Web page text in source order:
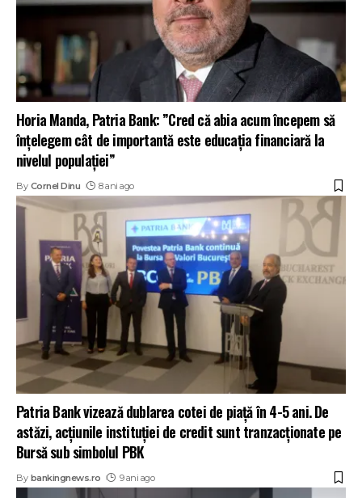
Horia Manda, Patria Bank: ”Cred că abia acum începem să
înţelegem cât de importantă este educaţia financiară la
nivelul populaţiei”
By Cornel Dinu 8 ani ago
Patria Bank vizează dublarea cotei de piață în 4-5 ani. De
astăzi, acțiunile instituției de credit sunt tranzacționate pe
Bursă sub simbolul PBK
By bankingnews.ro 9 ani ago